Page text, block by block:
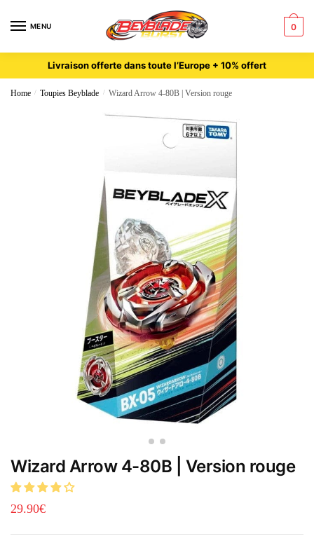
MENU 0
Livraison offerte dans toute l’Europe + 10% offert
Home / Toupies Beyblade / Wizard Arrow 4-80B | Version rouge
Wizard Arrow 4-80B | Version rouge
29.90€